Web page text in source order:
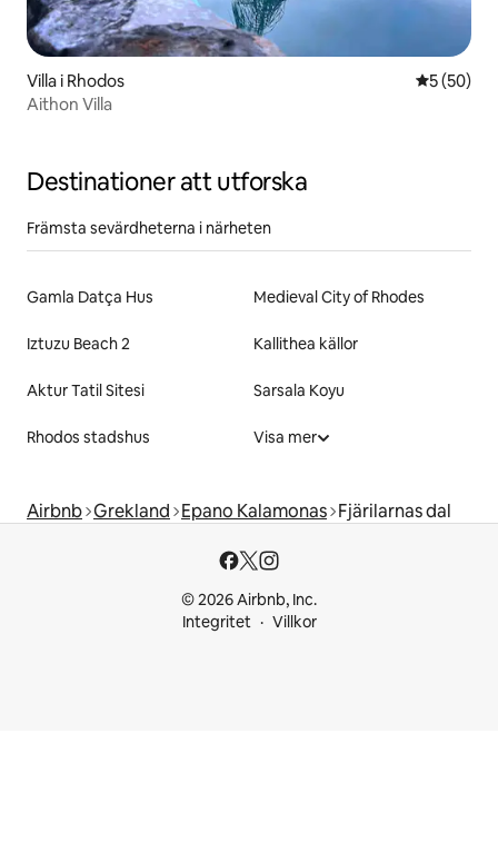
Villa i Rhodos 5 av 5 i
5 (50)
Aithon Villa
Destinationer att utforska
Främsta sevärdheterna i närheten
Gamla Datça Hus Medieval City of Rhodes
Iztuzu Beach 2 Kallithea källor
Aktur Tatil Sitesi Sarsala Koyu
Rhodos stadshus Visa mer
Airbnb Grekland Epano Kalamonas Fjärilarnas dal
© 2026 Airbnb, Inc.
Integritet
Villkor